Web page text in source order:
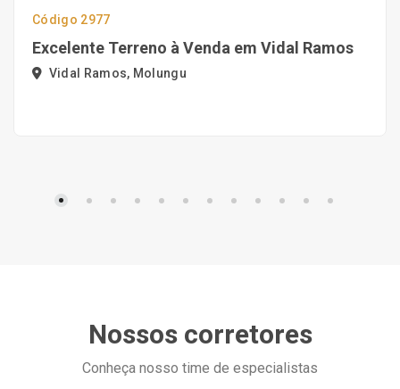
Código 2977
Excelente Terreno à Venda em Vidal Ramos
Vidal Ramos, Molungu
Nossos corretores
Conheça nosso time de especialistas